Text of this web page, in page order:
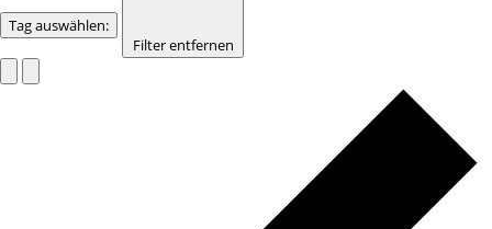
Tag auswählen:
Filter entfernen